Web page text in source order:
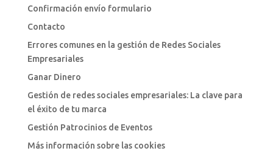
Confirmación envío formulario
Contacto
Errores comunes en la gestión de Redes Sociales
Empresariales
Ganar Dinero
Gestión de redes sociales empresariales: La clave para
el éxito de tu marca
Gestión Patrocinios de Eventos
Más información sobre las cookies